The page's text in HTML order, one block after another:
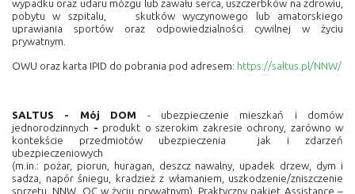
wypadku oraz udaru mózgu lub zawału serca, uszczerbków na zdrowiu,
pobytu w szpitalu, skutków wyczynowego lub amatorskiego
uprawiania sportów oraz odpowiedzialności cywilnej w życiu
prywatnym.
OWU oraz karta IPID do pobrania pod adresem: https://saltus.pl/NNW/
SALTUS - Mój DOM - ubezpieczenie mieszkań i domów
jednorodzinnych - produkt o szerokim zakresie ochrony, zarówno w
kontekście przedmiotów ubezpieczenia jak i zdarzeń
ubezpieczeniowych
(m.in.: pożar, piorun, huragan, deszcz nawalny, upadek drzew, dym i
sadza, napór śniegu, kradzież z włamaniem, uszkodzenie/zniszczenie
sprzętu, NNW, OC w życiu prywatnym). Praktyczny pakiet Assistance –